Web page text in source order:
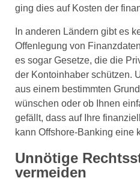
ging dies auf Kosten der
In anderen Ländern gibt es
Offenlegung von
es sogar Gesetze, die die
der Kontoinhaber schützen.
aus einem bestimmten
wünschen oder ob Ihnen
gefällt, dass auf Ihre
kann Offshore-Banking eine
Unnötige
vermeiden